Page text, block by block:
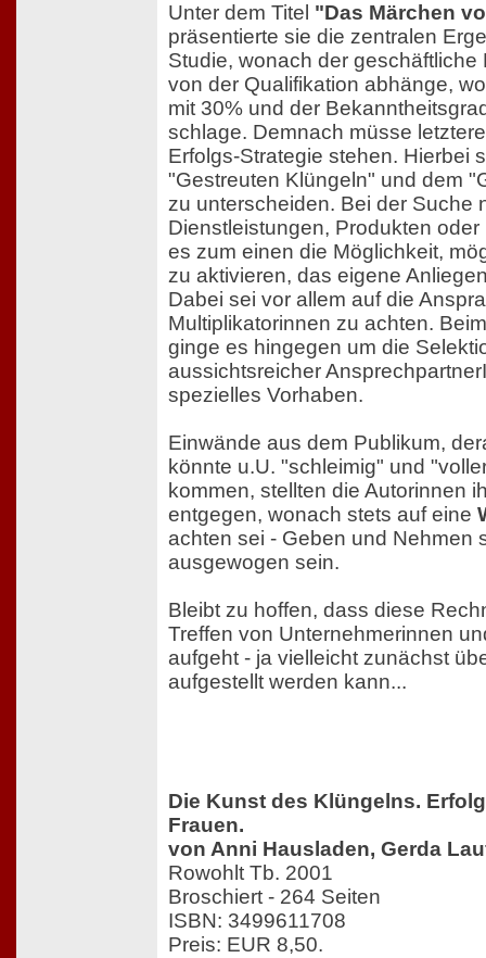
Unter dem Titel "Das Märchen
präsentierte sie die zentralen
Studie, wonach der geschäftliche
von der Qualifikation abhänge,
mit 30% und der
schlage. Demnach müsse
Erfolgs-Strategie stehen. Hierbei
"Gestreuten Klüngeln" und dem
zu unterscheiden. Bei der Suche
Dienstleistungen, Produkten
es zum einen die Möglichkeit,
zu aktivieren, das eigene
Dabei sei vor allem auf die
Multiplikatorinnen zu achten.
ginge es hingegen um die
aussichtsreicher
spezielles Vorhaben.
Einwände aus dem Publikum,
könnte u.U. "schleimig" und
kommen, stellten die Autorinnen
entgegen, wonach stets auf eine
achten sei - Geben und Nehmen
ausgewogen sein.
Bleibt zu hoffen, dass diese
Treffen von Unternehmerinnen
aufgeht - ja vielleicht zunächst
aufgestellt werden kann...
Die Kunst des Klüngelns.
Frauen.
von Anni Hausladen, Gerda
Rowohlt Tb. 2001
Broschiert - 264 Seiten
ISBN: 3499611708
Preis: EUR 8,50.